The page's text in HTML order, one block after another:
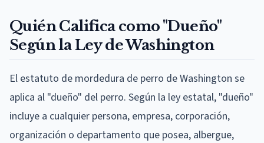
Quién Califica como "Dueño"
Según la Ley de Washington
El estatuto de mordedura de perro de Washington se
aplica al "dueño" del perro. Según la ley estatal, "dueño"
incluye a cualquier persona, empresa, corporación,
organización o departamento que posea, albergue,